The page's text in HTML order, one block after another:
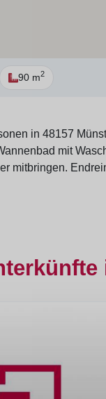
90 m2
in 48157
mit
mitbringen.